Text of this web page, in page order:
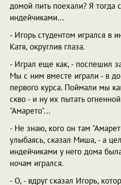
домой пить поехали? Я тогда
индейчиками...
- Игорь студентом игрался в
Катя, округлив глаза.
- Играл еще как, - поспешил
Мы с ним вместе играли - в
первого курса. Поймали мы
скво - и ну их пытать
"Амарето"...
- Не знаю, кого он там
улыбаясь, сказал Миша, - а
индейчиками у него дома
ночам игрался.
- О, - вдруг сказал Игорь,